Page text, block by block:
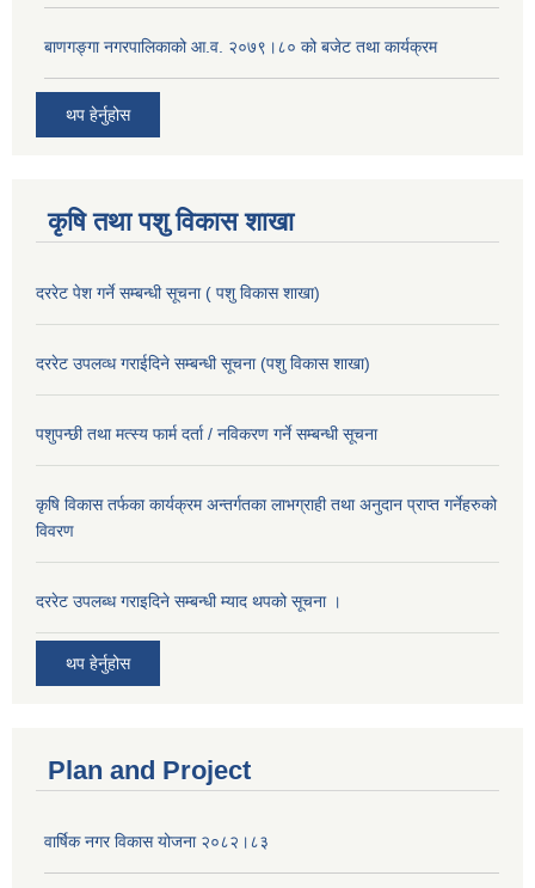
बाणगङ्गा नगरपालिकाको आ.व. २०७९।८० को बजेट तथा कार्यक्रम
थप हेर्नुहोस
कृषि तथा पशु विकास शाखा
दररेट पेश गर्ने सम्बन्धी सूचना ( पशु विकास शाखा)
दररेट उपलव्ध गराईदिने सम्बन्धी सूचना (पशु विकास शाखा)
पशुपन्छी तथा मत्स्य फार्म दर्ता / नविकरण गर्ने सम्बन्धी सूचना
कृषि विकास तर्फका कार्यक्रम अन्तर्गतका लाभग्राही तथा अनुदान प्राप्त गर्नेहरुको
विवरण
दररेट उपलब्ध गराइदिने सम्बन्धी म्याद थपको सूचना ।
थप हेर्नुहोस
Plan and Project
वार्षिक नगर विकास योजना २०८२।८३